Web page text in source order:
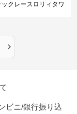
ックレースロリィタワ
›
ビニ/銀行振り込